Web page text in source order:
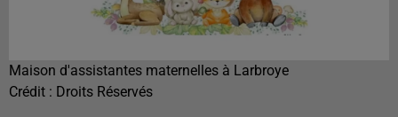
Maison d'assistantes maternelles à Larbroye
Crédit : Droits Réservés